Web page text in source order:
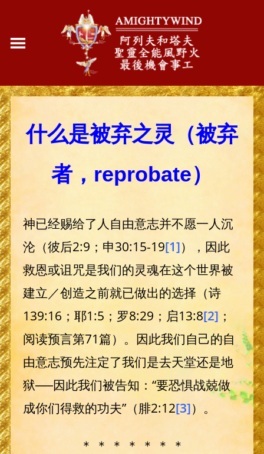
什么是被弃之灵（被弃
者，reprobate）
神已经赐给了人自由意志并不愿一人沉
沦（彼后2:9；申30:15-19[1]），因此
救恩或诅咒是我们的灵魂在这个世界被
建立／创造之前就已做出的选择（诗
139:16；耶1:5；罗8:29；启13:8[2] ；
阅读预言第71篇）。因此我们自己的自
由意志预先注定了我们是去天堂还是地
狱──因此我们被告知：“要恐惧战兢做
成你们得救的功夫”（腓2:12[3]）。
＊ ＊ ＊ ＊ ＊ ＊ ＊